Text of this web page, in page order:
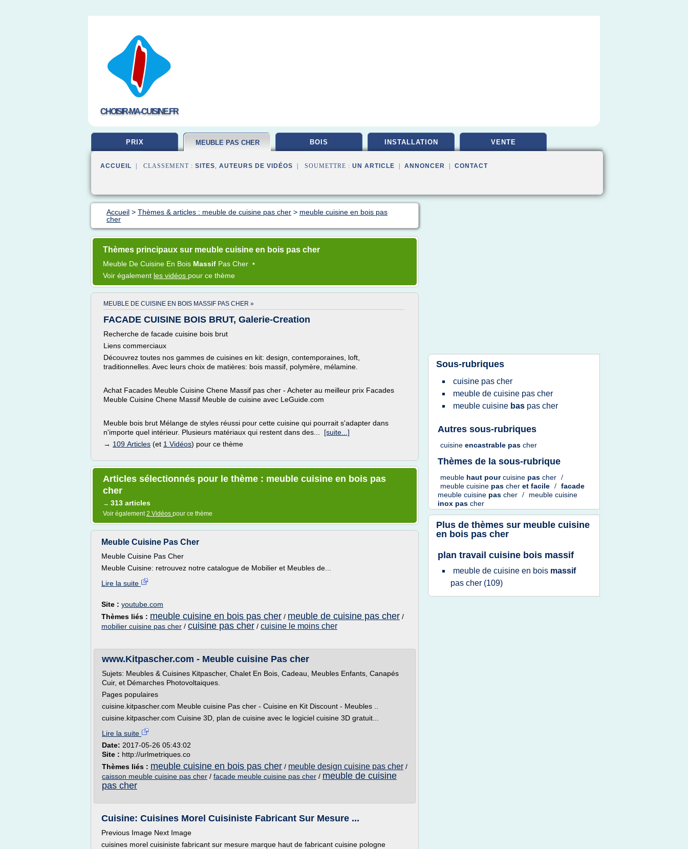
CHOISIR-MA-CUISINE.FR
PRIX MEUBLE PAS CHER BOIS INSTALLATION VENTE
ACCUEIL | CLASSEMENT : SITES, AUTEURS DE VIDÉOS | SOUMETTRE : UN ARTICLE ANNONCER CONTACT
Accueil > Thèmes & articles : meuble de cuisine pas cher > meuble cuisine en bois pas
cher
Thèmes principaux sur meuble cuisine en bois pas cher
Meuble De Cuisine En Bois Massif Pas Cher •
Voir également les vidéos pour ce thème
MEUBLE DE CUISINE EN BOIS MASSIF PAS CHER »
FACADE CUISINE BOIS BRUT, Galerie-Creation
Recherche de facade cuisine bois brut
Liens commerciaux
Découvrez toutes nos gammes de cuisines en kit: design, contemporaines, loft,
traditionnelles. Avec leurs choix de matières: bois massif, polymère, mélamine.
Achat Facades Meuble Cuisine Chene Massif pas cher - Acheter au meilleur prix Facades
Meuble Cuisine Chene Massif Meuble de cuisine avec LeGuide.com
Meuble bois brut Mélange de styles réussi pour cette cuisine qui pourrait s'adapter dans
n'importe quel intérieur. Plusieurs matériaux qui restent dans des... [suite...]
→ 109 Articles (et 1 Vidéos) pour ce thème
Articles sélectionnés pour le thème : meuble cuisine en bois pas
cher
→ 313 articles
Voir également2 Vidéos pour ce thème
Meuble Cuisine Pas Cher
Meuble Cuisine Pas Cher
Meuble Cuisine: retrouvez notre catalogue de Mobilier et Meubles de...
Lire la suite
Site : youtube.com
Thèmes liés : meuble cuisine en bois pas cher / meuble de cuisine pas cher /
mobilier cuisine pas cher / cuisine pas cher / cuisine le moins cher
www.Kitpascher.com - Meuble cuisine Pas cher
Sujets: Meubles & Cuisines Kitpascher, Chalet En Bois, Cadeau, Meubles Enfants, Canapés
Cuir, et Démarches Photovoltaiques.
Pages populaires
cuisine.kitpascher.com Meuble cuisine Pas cher - Cuisine en Kit Discount - Meubles ..
cuisine.kitpascher.com Cuisine 3D, plan de cuisine avec le logiciel cuisine 3D gratuit...
Lire la suite
Date: 2017-05-26 05:43:02
Site : http://urlmetriques.co
Thèmes liés : meuble cuisine en bois pas cher / meuble design cuisine pas cher /
caisson meuble cuisine pas cher / facade meuble cuisine pas cher / meuble de cuisine
pas cher
Cuisine: Cuisines Morel Cuisiniste Fabricant Sur Mesure ...
Previous Image Next Image
cuisines morel cuisiniste fabricant sur mesure marque haut de fabricant cuisine pologne
Sous-rubriques
cuisine pas cher
meuble de cuisine pas cher
meuble cuisine bas pas cher
Autres sous-rubriques
cuisine encastrable pas cher
Thèmes de la sous-rubrique
meuble haut pourcuisine pas cher /
meuble cuisine pas cher et facile / facade
meuble cuisine pas cher /
meuble cuisine
inox pas cher
Plus de thèmes sur meuble cuisine
en bois pas cher
plan travail cuisine bois massif
meuble de cuisine en bois massif
pas cher (109)